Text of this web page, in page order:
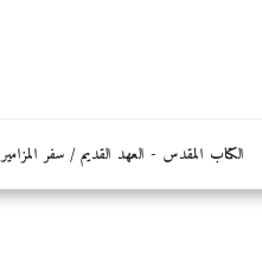
الكتاب المقدس - العهد القديم / سفر المزامير